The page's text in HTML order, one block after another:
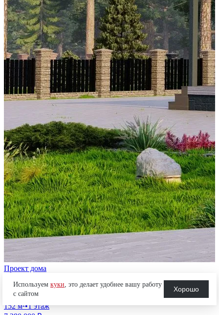
Проект дома
Гаммa
152м²•1 этаж
Используем куки, это делает удобнее вашу работу
с сайтом
Хорошо